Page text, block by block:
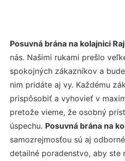
Posuvná brána na kolajnici
nás. Našimi rukami prešlo
spokojných zákazníkov a
nim pridáte aj vy. Každému
prispôsobiť a vyhovieť v
pretože vieme, že osobný
úspechu. Posuvná brána na
samozrejmosťou sú aj
detailné poradenstvo, aby ste